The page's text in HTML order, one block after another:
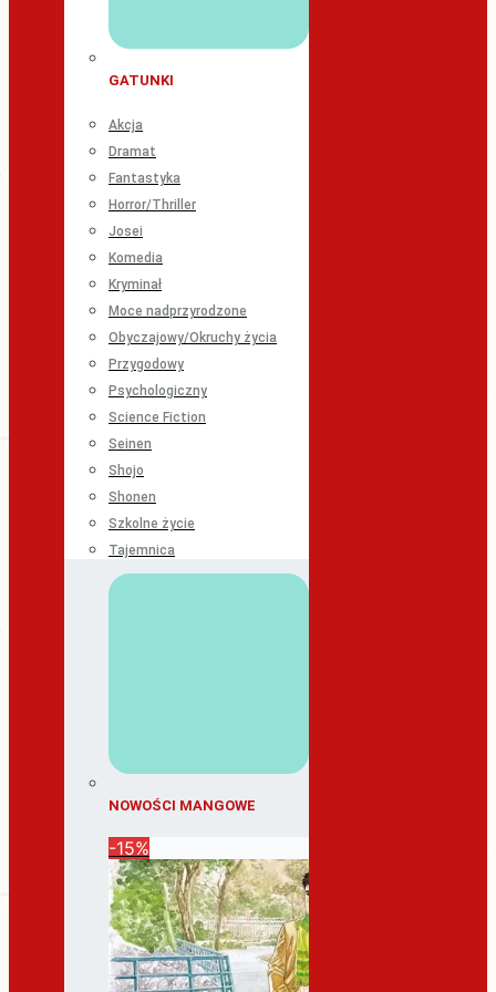
GATUNKI
Akcja
Dramat
Fantastyka
Horror/Thriller
Josei
Komedia
Kryminał
Moce nadprzyrodzone
Obyczajowy/Okruchy życia
Przygodowy
Psychologiczny
Science Fiction
Seinen
Shojo
Shonen
Szkolne życie
Tajemnica
NOWOŚCI MANGOWE
-15%